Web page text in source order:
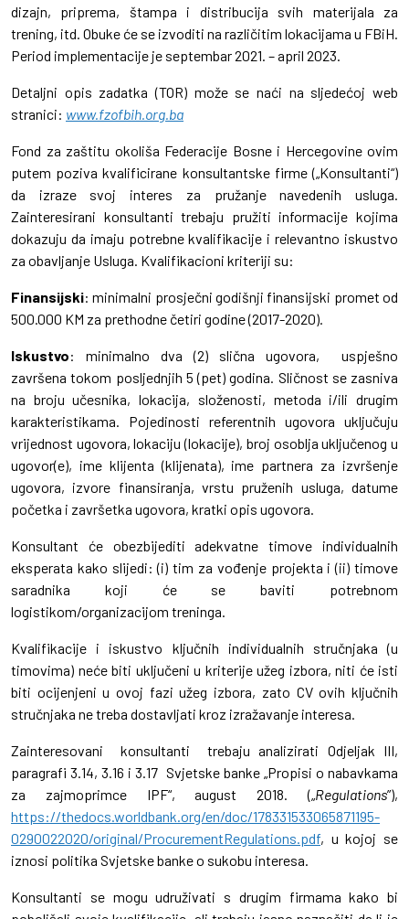
dizajn, priprema, štampa i distribucija svih materijala za
trening, itd. Obuke će se izvoditi na različitim lokacijama u FBiH.
Period implementacije je septembar 2021. – april 2023.
Detaljni opis zadatka (TOR) može se naći na sljedećoj web
stranici: www.fzofbih.org.ba
Fond za zaštitu okoliša Federacije Bosne i Hercegovine ovim
putem poziva kvalificirane konsultantske firme („Konsultanti“)
da izraze svoj interes za pružanje navedenih usluga.
Zainteresirani konsultanti trebaju pružiti informacije kojima
dokazuju da imaju potrebne kvalifikacije i relevantno iskustvo
za obavljanje Usluga. Kvalifikacioni kriteriji su:
Finansijski: minimalni prosječni godišnji finansijski promet od
500.000 KM za prethodne četiri godine (2017-2020).
Iskustvo: minimalno dva (2) slična ugovora, uspješno
završena tokom posljednjih 5 (pet) godina. Sličnost se zasniva
na broju učesnika, lokacija, složenosti, metoda i/ili drugim
karakteristikama. Pojedinosti referentnih ugovora uključuju
vrijednost ugovora, lokaciju (lokacije), broj osoblja uključenog u
ugovor(e), ime klijenta (klijenata), ime partnera za izvršenje
ugovora, izvore finansiranja, vrstu pruženih usluga, datume
početka i završetka ugovora, kratki opis ugovora.
Konsultant će obezbijediti adekvatne timove individualnih
eksperata kako slijedi: (i) tim za vođenje projekta i (ii) timove
saradnika koji će se baviti potrebnom
logistikom/organizacijom treninga.
Kvalifikacije i iskustvo ključnih individualnih stručnjaka (u
timovima) neće biti uključeni u kriterije užeg izbora, niti će isti
biti ocijenjeni u ovoj fazi užeg izbora, zato CV ovih ključnih
stručnjaka ne treba dostavljati kroz izražavanje interesa.
Zainteresovani konsultanti trebaju analizirati Odjeljak III,
paragrafi 3.14, 3.16 i 3.17 Svjetske banke „Propisi o nabavkama
za zajmoprimce IPF“, august 2018. („Regulations”),
https://thedocs.worldbank.org/en/doc/178331533065871195-
0290022020/original/ProcurementRegulations.pdf, u kojoj se
iznosi politika Svjetske banke o sukobu interesa.
Konsultanti se mogu udruživati ​​s drugim firmama kako bi